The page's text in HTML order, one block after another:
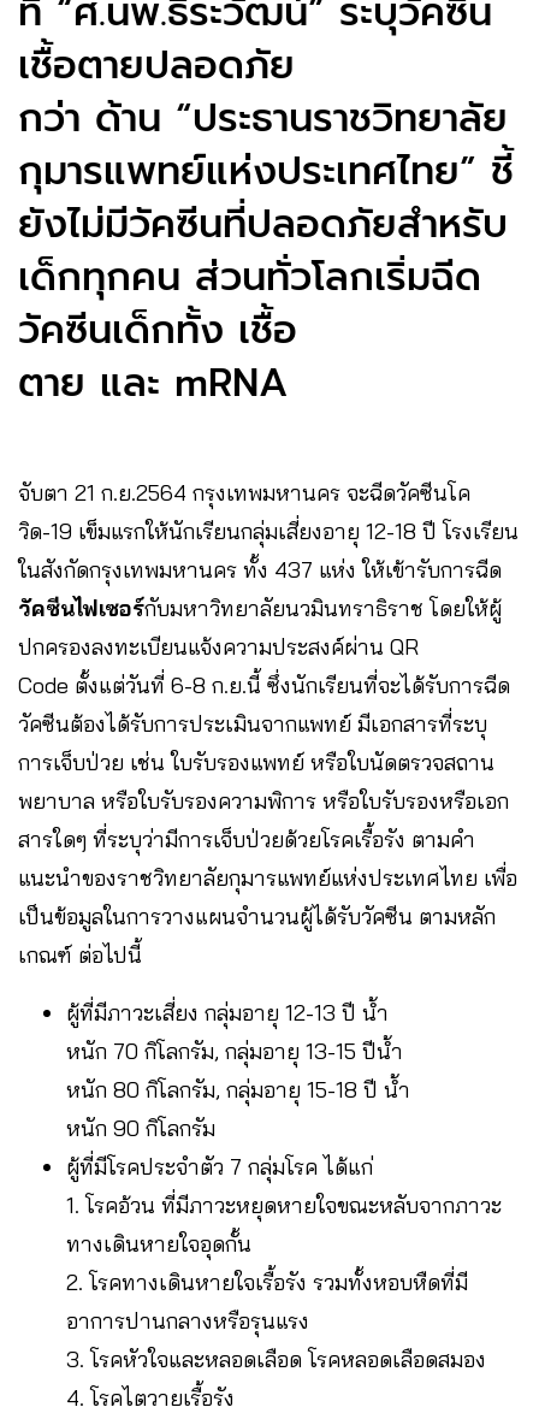
ที่ “ศ.นพ.ธีระวัฒน์” ระบุวัคซีน
เชื้อตายปลอดภัย
กว่า ด้าน “ประธานราชวิทยาลัย
กุมารแพทย์แห่งประเทศไทย” ชี้
ยังไม่มีวัคซีนที่ปลอดภัยสำหรับ
เด็กทุกคน ส่วนทั่วโลกเริ่มฉีด
วัคซีนเด็กทั้ง เชื้อ
ตาย และ mRNA
จับตา 21 ก.ย.2564 กรุงเทพมหานคร จะฉีดวัคซีนโค
วิด-19 เข็มแรกให้นักเรียนกลุ่มเสี่ยงอายุ 12-18 ปี โรงเรียน
ในสังกัดกรุงเทพมหานคร ทั้ง 437 แห่ง ให้เข้ารับการฉีด
วัคซีนไฟเซอร์กับมหาวิทยาลัยนวมินทราธิราช โดยให้ผู้
ปกครองลงทะเบียนแจ้งความประสงค์ผ่าน QR
Code ตั้งแต่วันที่ 6-8 ก.ย.นี้ ซึ่งนักเรียนที่จะได้รับการฉีด
วัคซีนต้องได้รับการประเมินจากแพทย์ มีเอกสารที่ระบุ
การเจ็บป่วย เช่น ใบรับรองแพทย์ หรือใบนัดตรวจสถาน
พยาบาล หรือใบรับรองความพิการ หรือใบรับรองหรือเอก
สารใดๆ ที่ระบุว่ามีการเจ็บป่วยด้วยโรคเรื้อรัง ตามคำ
แนะนำของราชวิทยาลัยกุมารแพทย์แห่งประเทศไทย เพื่อ
เป็นข้อมูลในการวางแผนจำนวนผู้ได้รับวัคซีน ตามหลัก
เกณฑ์ ต่อไปนี้
ผู้ที่มีภาวะเสี่ยง กลุ่มอายุ 12-13 ปี น้ำ
หนัก 70 กิโลกรัม, กลุ่มอายุ 13-15 ปีน้ำ
หนัก 80 กิโลกรัม, กลุ่มอายุ 15-18 ปี น้ำ
หนัก 90 กิโลกรัม
ผู้ที่มีโรคประจำตัว 7 กลุ่มโรค ได้แก่
1. โรคอ้วน ที่มีภาวะหยุดหายใจขณะหลับจากภาวะ
ทางเดินหายใจอุดกั้น
2. โรคทางเดินหายใจเรื้อรัง รวมทั้งหอบหืดที่มี
อาการปานกลางหรือรุนแรง
3. โรคหัวใจและหลอดเลือด โรคหลอดเลือดสมอง
4. โรคไตวายเรื้อรัง